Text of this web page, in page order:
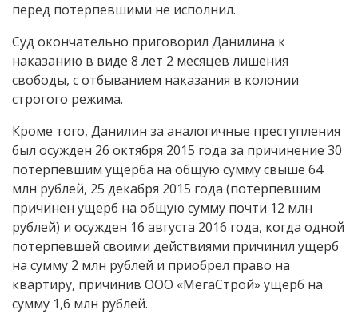
перед потерпевшими не исполнил.
Суд окончательно приговорил Данилина к
наказанию в виде 8 лет 2 месяцев лишения
свободы, с отбыванием наказания в колонии
строгого режима.
Кроме того, Данилин за аналогичные преступления
был осужден 26 октября 2015 года за причинение 30
потерпевшим ущерба на общую сумму свыше 64
млн рублей, 25 декабря 2015 года (потерпевшим
причинен ущерб на общую сумму почти 12 млн
рублей) и осужден 16 августа 2016 года, когда одной
потерпевшей своими действиями причинил ущерб
на сумму 2 млн рублей и приобрел право на
квартиру, причинив ООО «МегаСтрой» ущерб на
сумму 1,6 млн рублей.